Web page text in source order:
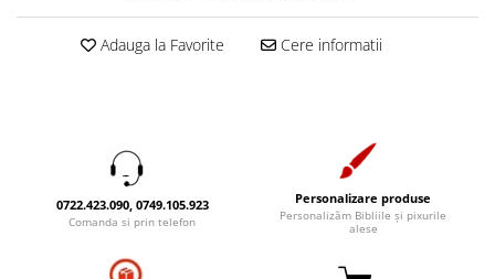
Tineri
Viata de familie
Despre biserica
Predici/ Schite de predici
Resurse studiu biblic
Instrumente teologice
Pentru birou
Pentru copii
Pix+Semn de carte
Produse din lemn
Magneti
Suport pahar
Magneti
Suport pahar
Adauga la Favorite Cere informatii
0722.423.090, 0749.105.923
Comanda si prin telefon
Personalizare produse
Personalizăm Bibliile și pixurile
alese